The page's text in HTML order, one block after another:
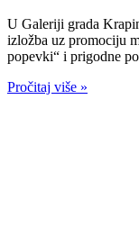
U Galeriji grada
izložba uz promociju
popevki“ i prigodne
Pročitaj više »